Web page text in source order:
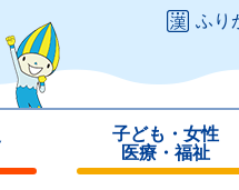
ふり
子ども・女性
医療・福祉